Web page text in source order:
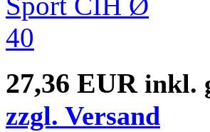
27,36 EUR inkl.
zzgl. Versand